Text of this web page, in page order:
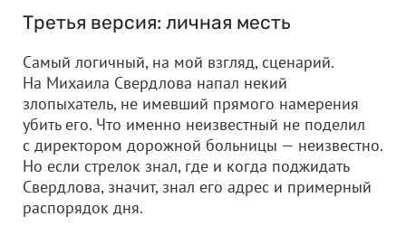
Третья версия: личная месть
Cамый логичный, на мой взгляд, сценарий.
На Михаила Свердлова напал некий
злопыхатель, не имевший прямого намерения
убить его. Что именно неизвестный не поделил
с директором дорожной больницы — неизвестно.
Но если стрелок знал, где и когда поджидать
Свердлова, значит, знал его адрес и примерный
распорядок дня.